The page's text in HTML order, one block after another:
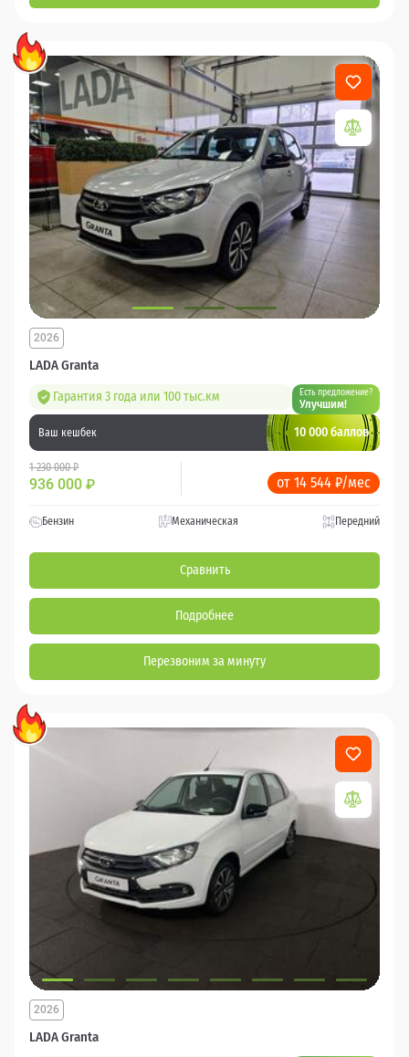
LADA Granta
2026
Гарантия 3 года или 100 тыс.км Есть предложение?
Улучшим!
Ваш кешбек 10 000 баллов
1 230 000 ₽
936 000 ₽ от 14 544 ₽/мес
Бензин Механическая Передний
Сравнить
Подробнее
Перезвоним за минуту
LADA Granta
2026